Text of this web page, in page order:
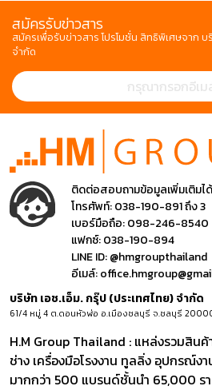
สมัครรับข่าวสาร
สมัครเพื่อรับข่าวสาร โปรโมชั่น สิทธิพิเศษจาก บ
จำกัด
ติดต่อสอบถามข้อมูลเพิ่มเติมไ
โทรศัพท์:038-190-891 ถึง 3
เบอร์มือถือ:098-246-8540
แฟกซ์:038-190-894
LINE ID:@hmgroupthailand
อีเมล์:
บริษัท เอช.เอ็ม. กรุ๊ป (ประเทศไทย) จำกัด
61/4 หมู่ 4 ต.ดอนหัวฬ่อ อ.เมืองชลบุรี จ.ชลบุรี
H.M Group Thailand : แหล่งรวมสิน
ช่าง เครื่องมือโรงงาน ทูลลิ่ง อุปกรณ์ง
มากกว่า 500 แบรนด์ชั้นนำ 65,000 รา